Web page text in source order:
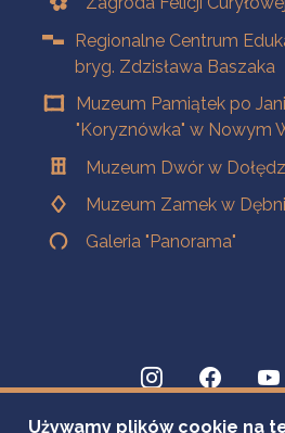
Regionalne Centrum
bryg. Zdzisława Baszaka
Muzeum Pamiątek po
"Koryznówka" w Nowym
Muzeum Dwór w
Muzeum Zamek w
Galeria "Panorama"
Używamy plików cookie na